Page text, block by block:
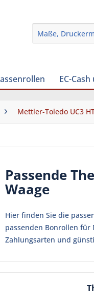
EC-
Mettler-Toledo UC3
Passende
Waage
Hier finden Sie die
passenden Bonrollen für
Zahlungsarten und